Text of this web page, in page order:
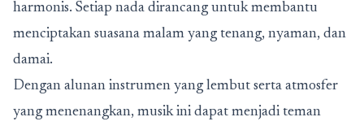
harmonis. Setiap nada dirancang untuk membantu
menciptakan suasana malam yang tenang, nyaman, dan
damai.
Dengan alunan instrumen yang lembut serta atmosfer
yang menenangkan, musik ini dapat menjadi teman